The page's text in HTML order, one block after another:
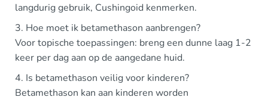
langdurig gebruik, Cushingoid kenmerken.
3. Hoe moet ik betamethason aanbrengen?
Voor topische toepassingen: breng een dunne laag 1-2
keer per dag aan op de aangedane huid.
4. Is betamethason veilig voor kinderen?
Betamethason kan aan kinderen worden